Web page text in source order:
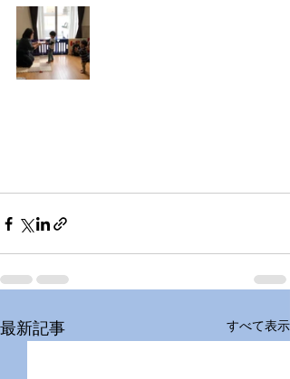
最新記事 すべて表示